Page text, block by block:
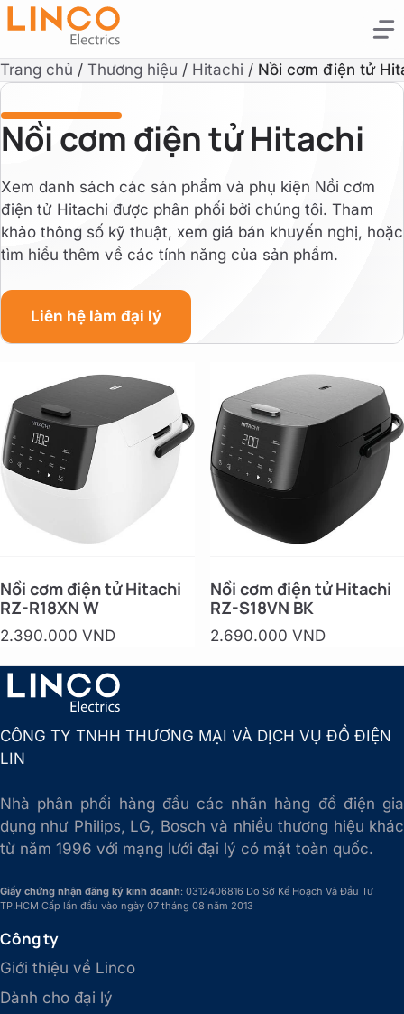
Trang chủ / Thương hiệu / Hitachi / Nồi cơm điện tử
Nồi cơm điện tử Hitachi
Xem danh sách các sản phẩm và phụ kiện Nồi cơm
điện tử Hitachi được phân phối bởi chúng tôi. Tham
khảo thông số kỹ thuật, xem giá bán khuyến nghị, hoặc
tìm hiểu thêm về các tính năng của sản phẩm.
Liên hệ làm đại lý
Nồi cơm điện tử Hitachi
RZ-R18XN W
2.390.000 VND
Nồi cơm điện tử Hitachi
RZ-S18VN BK
2.690.000 VND
CÔNG TY TNHH THƯƠNG MẠI VÀ DỊCH VỤ ĐỒ ĐIỆN
LIN
Nhà phân phối hàng đầu các nhãn hàng đồ điện gia
dụng như Philips, LG, Bosch và nhiều thương hiệu khác
từ năm 1996 với mạng lưới đại lý có mặt toàn quốc.
Giấy chứng nhận đăng ký kinh doanh: 0312406816 Do Sở Kế Hoạch Và Đầu Tư
TP.HCM Cấp lần đầu vào ngày 07 tháng 08 năm 2013
Công ty
Giới thiệu về Linco
Dành cho đại lý